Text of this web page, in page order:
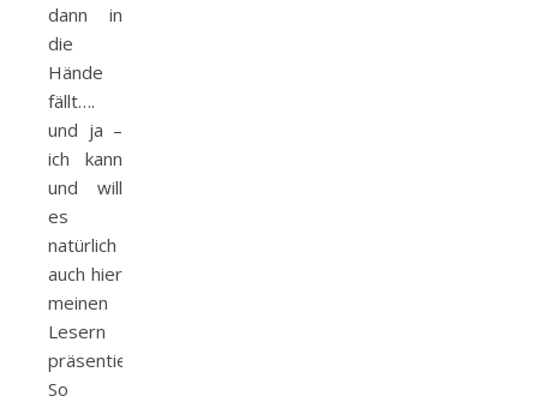
dann in
die
Hände
fällt….
und ja –
ich kann
und will
es
natürlich
auch hier
meinen
Lesern
präsentieren.
So